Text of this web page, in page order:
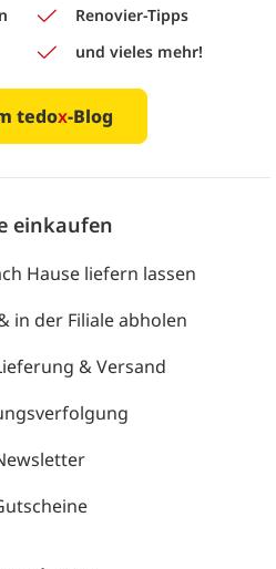
Renovier-Tipps
und vieles mehr!
tedox-Blog
einkaufen
Hause liefern lassen
in der Filiale abholen
& Versand